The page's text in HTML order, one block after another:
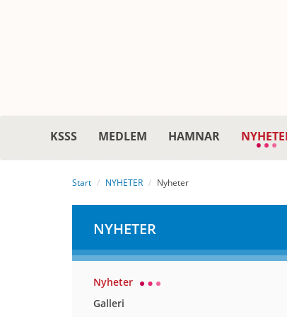
KSSS MEDLEM HAMNAR
Start NYHETER Nyheter
NYHETER
Nyheter
Galleri